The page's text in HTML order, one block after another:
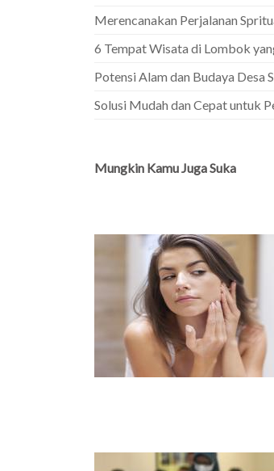
Merencanakan Perjalanan
6 Tempat Wisata di Lombok
Potensi Alam dan Budaya Desa
Solusi Mudah dan Cepat untuk
Mungkin Kamu Juga Suka